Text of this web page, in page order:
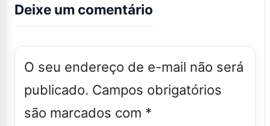
Deixe um comentário
O seu endereço de e-mail não será
publicado. Campos obrigatórios
são marcados com *